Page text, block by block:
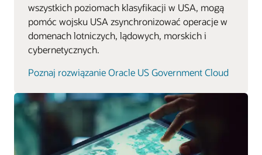
wszystkich poziomach klasyfikacji w USA, mogą
pomóc wojsku USA zsynchronizować operacje w
domenach lotniczych, lądowych, morskich i
cybernetycznych.
Poznaj rozwiązanie Oracle US Government Cloud